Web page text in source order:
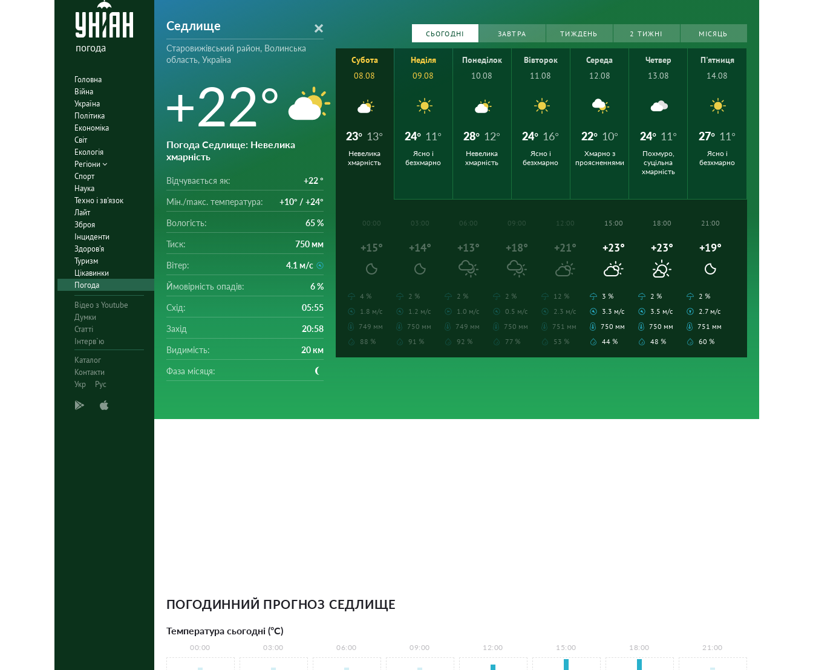
погода
Головна
Війна
Україна
Політика
Економіка
Світ
Екологія
Регіони
Спорт
Наука
Техно і зв'язок
Лайт
Зброя
Інциденти
Здоров'я
Туризм
Цікавинки
Погода
Відео з Youtube
Думки
Статті
Інтерв`ю
Каталог
Контакти
Укр
Рус
Седлище
Старовижівський район, Волинська
область, Україна
+22°
Погода Седлище: Невелика
хмарність
Відчувається як: +22 °
Мін./mакс. температура: +10° / +24°
Вологість: 65 %
Тиск: 750 мм
Вітер: 4.1 м/с
Ймовірність опадів: 6 %
Схід: 05:55
Захід 20:58
Видимість: 20 км
Фаза місяця:
СЬОГОДНІ ЗАВТРА ТИЖДЕНЬ 2 ТИЖНІ МІСЯЦЬ
Субота
08.08
23° 13°
Невелика
хмарність
Неділя
09.08
24° 11°
Ясно і
безхмарно
Понеділок
10.08
28° 12°
Невелика
хмарність
Вівторок
11.08
24° 16°
Ясно і
безхмарно
Середа
12.08
22° 10°
Хмарно з
проясненнями
Четвер
13.08
24° 11°
Похмуро,
суцільна
хмарність
П'ятниця
14.08
27° 11°
Ясно і
безхмарно
00:00
+15°
4 %
1.8 м/с
749 мм
88 %
03:00
+14°
2 %
1.2 м/с
750 мм
91 %
06:00
+13°
2 %
1.0 м/с
749 мм
92 %
09:00
+18°
2 %
0.5 м/с
750 мм
77 %
12:00
+21°
12 %
2.3 м/с
751 мм
53 %
15:00
+23°
3 %
3.3 м/с
750 мм
44 %
18:00
+23°
2 %
3.5 м/с
750 мм
48 %
21:00
+19°
2 %
2.7 м/с
751 мм
60 %
ПОГОДИННИЙ ПРОГНОЗ СЕДЛИЩЕ
Температура сьогодні (°С)
00:00 03:00 06:00 09:00 12:00 15:00 18:00 21:00